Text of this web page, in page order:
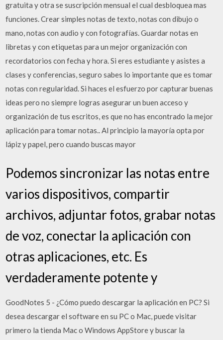
gratuita y otra se suscripción mensual el cual desbloquea mas
funciones. Crear simples notas de texto, notas con dibujo o
mano, notas con audio y con fotografías. Guardar notas en
libretas y con etiquetas para un mejor organización con
recordatorios con fecha y hora. Si eres estudiante y asistes a
clases y conferencias, seguro sabes lo importante que es tomar
notas con regularidad. Si haces el esfuerzo por capturar buenas
ideas pero no siempre logras asegurar un buen acceso y
organización de tus escritos, es que no has encontrado la mejor
aplicación para tomar notas.. Al principio la mayoría opta por
lápiz y papel, pero cuando buscas mayor
Podemos sincronizar las notas entre
varios dispositivos, compartir
archivos, adjuntar fotos, grabar notas
de voz, conectar la aplicación con
otras aplicaciones, etc. Es
verdaderamente potente y
GoodNotes 5 - ¿Cómo puedo descargar la aplicación en PC? Si
desea descargar el software en su PC o Mac, puede visitar
primero la tienda Mac o Windows AppStore y buscar la